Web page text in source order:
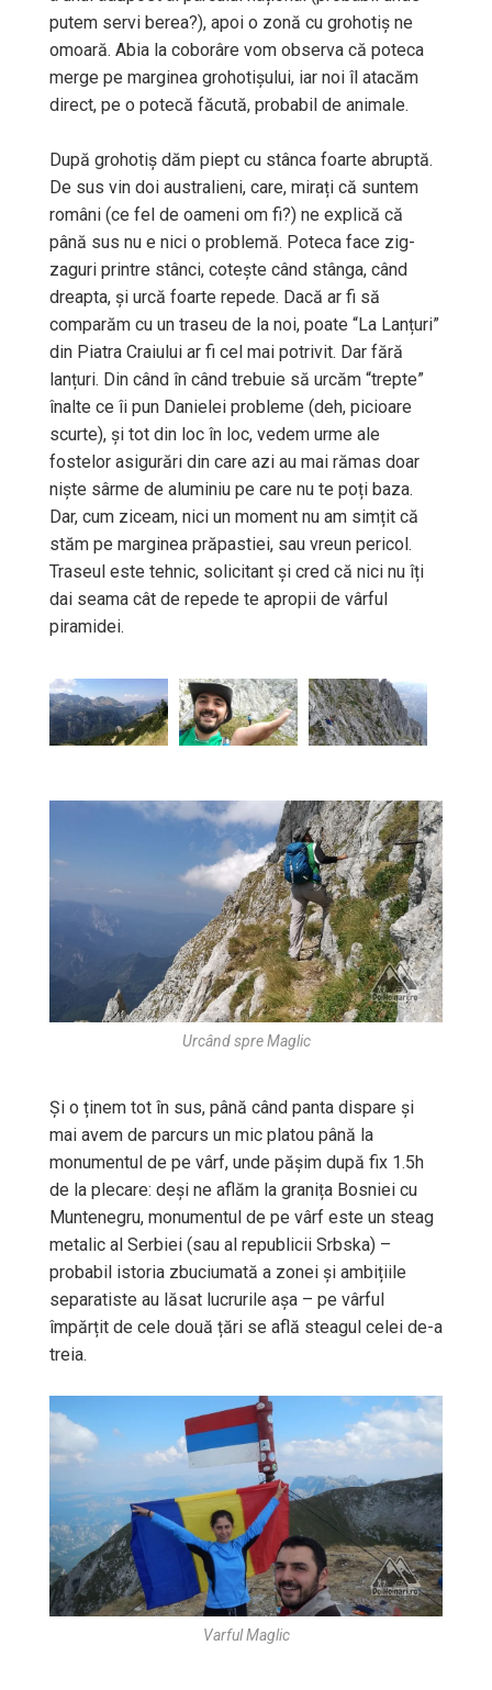
putem servi berea?), apoi o zonă cu grohotiș ne
omoară. Abia la coborâre vom observa că poteca
merge pe marginea grohotișului, iar noi îl atacăm
direct, pe o potecă făcută, probabil de animale.
După grohotiș dăm piept cu stânca foarte abruptă.
De sus vin doi australieni, care, mirați că suntem
români (ce fel de oameni om fi?) ne explică că
până sus nu e nici o problemă. Poteca face zig-
zaguri printre stânci, cotește când stânga, când
dreapta, și urcă foarte repede. Dacă ar fi să
comparăm cu un traseu de la noi, poate “La Lanțuri”
din Piatra Craiului ar fi cel mai potrivit. Dar fără
lanțuri. Din când în când trebuie să urcăm “trepte”
înalte ce îi pun Danielei probleme (deh, picioare
scurte), și tot din loc în loc, vedem urme ale
fostelor asigurări din care azi au mai rămas doar
niște sârme de aluminiu pe care nu te poți baza.
Dar, cum ziceam, nici un moment nu am simțit că
stăm pe marginea prăpastiei, sau vreun pericol.
Traseul este tehnic, solicitant și cred că nici nu îți
dai seama cât de repede te apropii de vârful
piramidei.
Urcând spre Maglic
Și o ținem tot în sus, până când panta dispare și
mai avem de parcurs un mic platou până la
monumentul de pe vârf, unde pășim după fix 1.5h
de la plecare: deși ne aflăm la granița Bosniei cu
Muntenegru, monumentul de pe vârf este un steag
metalic al Serbiei (sau al republicii Srbska) –
probabil istoria zbuciumată a zonei și ambițiile
separatiste au lăsat lucrurile așa – pe vârful
împărțit de cele două țări se află steagul celei de-a
treia.
Varful Maglic